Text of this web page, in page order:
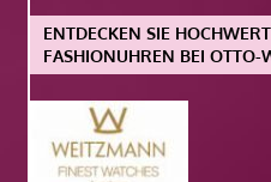
ENTDECKEN SIE
FASHIONUHREN BEI OTTO-